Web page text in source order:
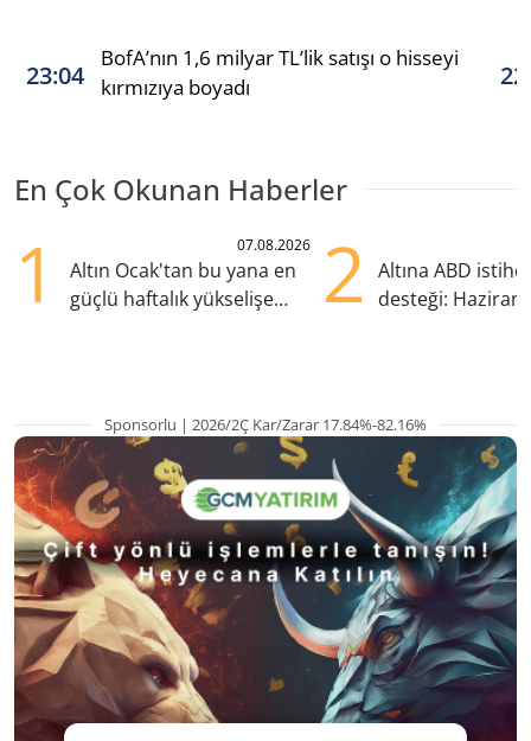
23:04
BofA’nın 1,6 milyar TL’lik satışı o hisseyi
kırmızıya boyadı
En Çok Okunan Haberler
1 07.08.2026
Altın Ocak'tan bu yana en
güçlü haftalık yükselişe
2
Altına ABD
desteği:
Sponsorlu | 2026/2Ç Kar/Zarar 17.84%-82.16%